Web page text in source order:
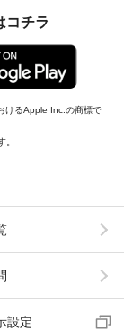
コチラ
けるApple Inc.の商標で
設定